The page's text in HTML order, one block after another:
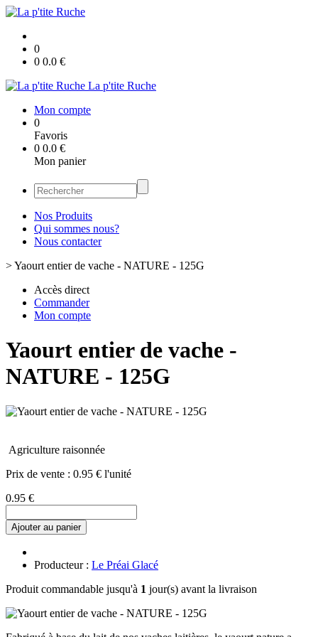
0
0 0.0 €
La p'tite Ruche
Mon compte
0
Favoris
0 0.0 €
Mon panier
Nos Produits
Qui sommes nous?
Nous contacter
>Yaourt entier de vache - NATURE - 125G
Accès direct
Commander
Mon compte
Yaourt entier de vache -
NATURE - 125G
Agriculture raisonnée
Prix de vente : 0.95 € l'unité
0.95 €
Ajouter au panier
Producteur : Le Préai Glacé
Produit commandable jusqu'à 1 jour(s) avant la livraison